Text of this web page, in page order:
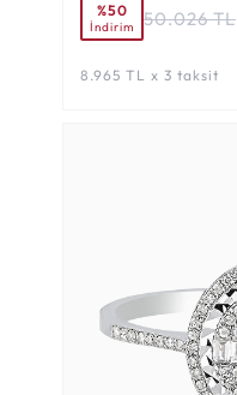
%50
İndirim 50.026 TL
8.965 TL x 3 taksit